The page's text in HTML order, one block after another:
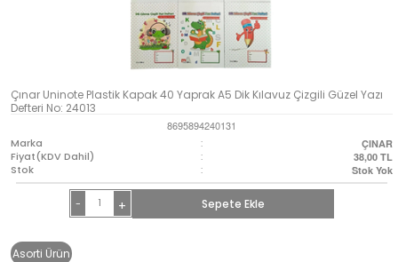
Çınar Uninote Plastik Kapak 40 Yaprak A5 Dik Kılavuz Çizgili Güzel Yazı
Defteri No: 24013
8695894240131
Marka
: ÇINAR
Fiyat(KDV Dahil) : 38,00 TL
Stok : Stok Yok
- + Sepete Ekle
Asorti Ürün